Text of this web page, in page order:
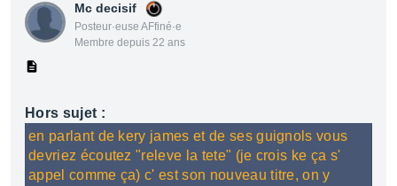
Mc decisif
Posteur·euse AFfiné·e
Membre depuis 22 ans
Hors sujet :
en parlant de kery james et de ses guignols vous
devriez écoutez "releve la tete" (je crois ke ça s'
appel comme ça) c' est son nouveau titre, on y